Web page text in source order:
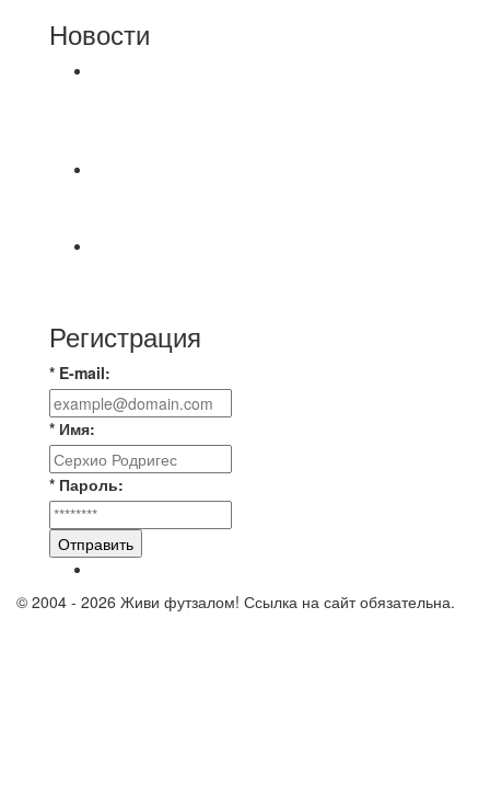
Новости
Регистрация
* E-mail:
* Имя:
* Пароль:
Отправить
© 2004 - 2026 Живи футзалом! Ссылка на сайт обязательна.